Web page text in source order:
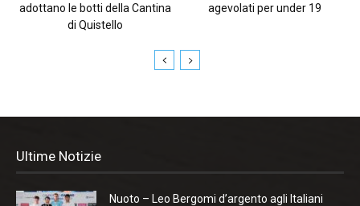
adottano le botti della Cantina
di Quistello
agevolati per under 19
Ultime Notizie
Nuoto – Leo Bergomi d’argento agli Italiani